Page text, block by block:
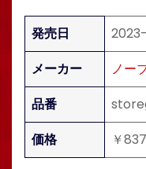
発売日
メーカー
ノー
品番
価格
￥837